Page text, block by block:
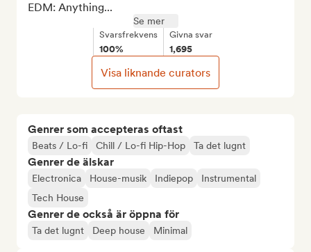
Genrer som accepteras oftast
Beats / Lo-fi Chill / Lo-fi Hip-Hop Ta det lugnt
Genrer de älskar
Electronica House-musik Indiepop
Instrumental
Tech House
Genrer de också är öppna för
Ta det lugnt Deep house Minimal
EDM: Anything...
Se mer
Svarsfrekvens
100%
Givna svar
1,695
Visa liknande curators